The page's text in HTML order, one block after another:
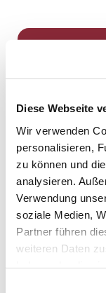
Diese Webseite
Wir verwenden
personalisieren,
zu können und
analysieren.
Verwendung
soziale Medien,
Partner führen
weiteren Daten